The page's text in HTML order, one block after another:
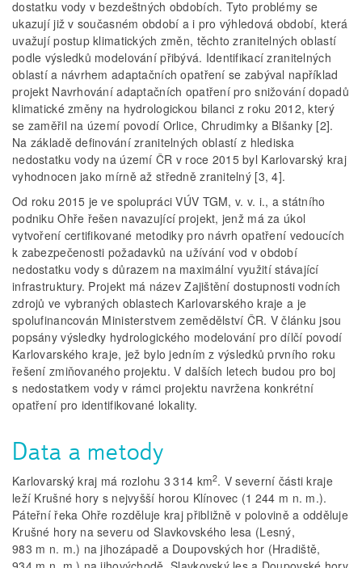
dostatku vody v bezdeštných obdobích. Tyto problémy se
ukazují již v současném období a i pro výhledová období, která
uvažují postup klimatických změn, těchto zranitelných oblastí
podle výsledků modelování přibývá. Identifikací zranitelných
oblastí a návrhem adaptačních opatření se zabýval například
projekt Navrhování adaptačních opatření pro snižování dopadů
klimatické změny na hydrologickou bilanci z roku 2012, který
se zaměřil na území povodí Orlice, Chrudimky a Blšanky [2].
Na základě definování zranitelných oblastí z hlediska
nedostatku vody na území ČR v roce 2015 byl Karlovarský kraj
vyhodnocen jako mírně až středně zranitelný [3, 4].
Od roku 2015 je ve spolupráci VÚV TGM, v. v. i., a státního
podniku Ohře řešen navazující projekt, jenž má za úkol
vytvoření certifikované metodiky pro návrh opatření vedoucích
k zabezpečenosti požadavků na užívání vod v období
nedostatku vody s důrazem na maximální využití stávající
infrastruktury. Projekt má název Zajištění dostupnosti vodních
zdrojů ve vybraných oblastech Karlovarského kraje a je
spolufinancován Ministerstvem zemědělství ČR. V článku jsou
popsány výsledky hydrologického modelování pro dílčí povodí
Karlovarského kraje, jež bylo jedním z výsledků prvního roku
řešení zmiňovaného projektu. V dalších letech budou pro boj
s nedostatkem vody v rámci projektu navržena konkrétní
opatření pro identifikované lokality.
Data a metody
Karlovarský kraj má rozlohu 3 314 km2. V severní části kraje
leží Krušné hory s nejvyšší horou Klínovec (1 244 m n. m.).
Páteřní řeka Ohře rozděluje kraj přibližně v polovině a odděluje
Krušné hory na severu od Slavkovského lesa (Lesný,
983 m n. m.) na jihozápadě a Doupovských hor (Hradiště,